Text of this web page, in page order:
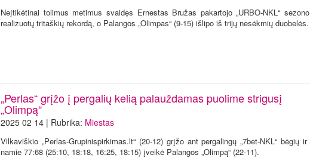
Neįtikėtinai tolimus metimus svaidęs Ernestas Bružas pakartojo „URBO-NKL“ sezono
realizuotų tritaškių rekordą, o Palangos „Olimpas“ (9-15) išlipo iš trijų nesėkmių duobelės.
„Perlas“ grįžo į pergalių kelią palauždamas puolime strigusį
„Olimpą“
2025 02 14 | Rubrika: Miestas
Vilkaviškio „Perlas-Grupinispirkimas.lt“ (20-12) grįžo ant pergalingų „7bet-NKL“ bėgių ir
namie 77:68 (25:10, 18:18, 16:25, 18:15) įveikė Palangos „Olimpą“ (22-11).